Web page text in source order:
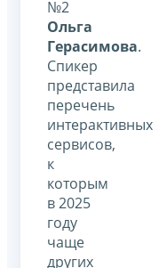
№2
Ольга
Герасимова.
Спикер
представила
перечень
интерактивных
сервисов,
к
которым
в 2025
году
чаще
других